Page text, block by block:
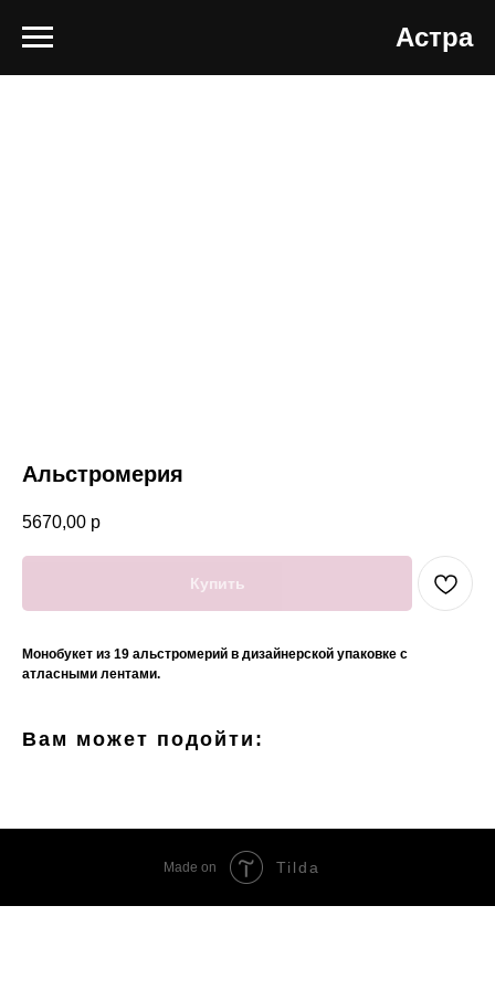
Астра
Альстромерия
5670,00 р
Купить
Монобукет из 19 альстромерий в дизайнерской упаковке с
атласными лентами.
Вам может подойти:
Made on Tilda